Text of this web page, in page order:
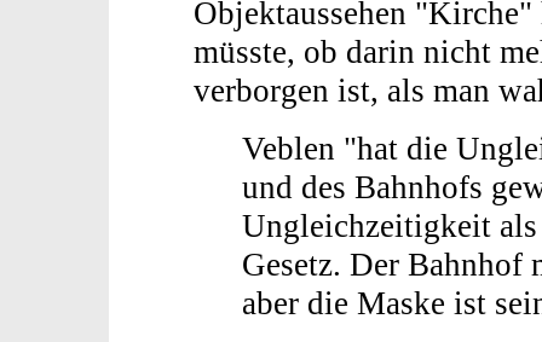
Objektaussehen "Kirche"
müsste, ob darin nicht
verborgen ist, als man
Veblen "hat die
und des Bahnhofs
Ungleichzeitigkeit
Gesetz. Der Bahnhof
aber die Maske ist